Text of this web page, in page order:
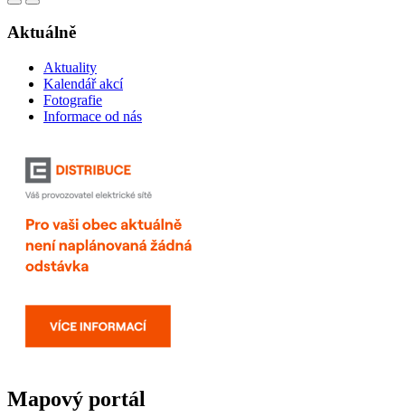
Aktuálně
Aktuality
Kalendář akcí
Fotografie
Informace od nás
Mapový portál